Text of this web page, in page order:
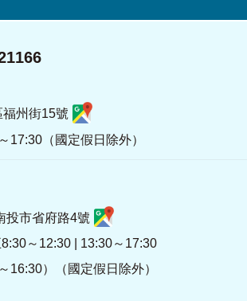
州街15號
17:30（國定假日除外）
投市省府路4號
～12:30 | 13:30～17:30
16:30）（國定假日除外）